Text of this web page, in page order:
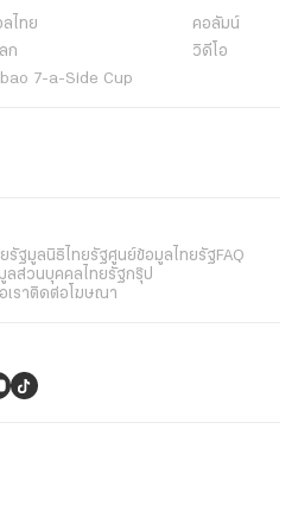
ไทย
คอลัมน์
ก
วิดีโอ
7-a-Side Cup
รัฐมูลนิธิไทยรัฐศูนย์ข้อมูลไทยรัฐFAQ
ลส่วนบุคคลไทยรัฐกรุ๊ป
เราติดต่อโฆษณา